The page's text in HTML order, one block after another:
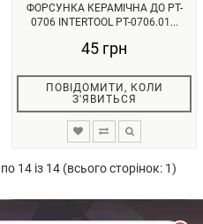
ФОРСУНКА КЕРАМІЧНА ДО PT-
0706 INTERTOOL PT-0706.01...
45 грн
ПОВІДОМИТИ, КОЛИ
З'ЯВИТЬСЯ
14 із 14 (всього сторінок: 1)